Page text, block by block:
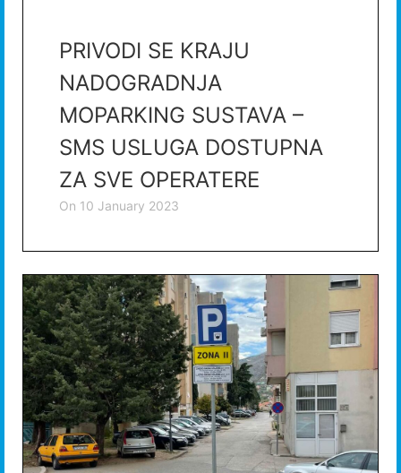
PRIVODI SE KRAJU
NADOGRADNJA
MOPARKING SUSTAVA –
SMS USLUGA DOSTUPNA
ZA SVE OPERATERE
on 10 January 2023